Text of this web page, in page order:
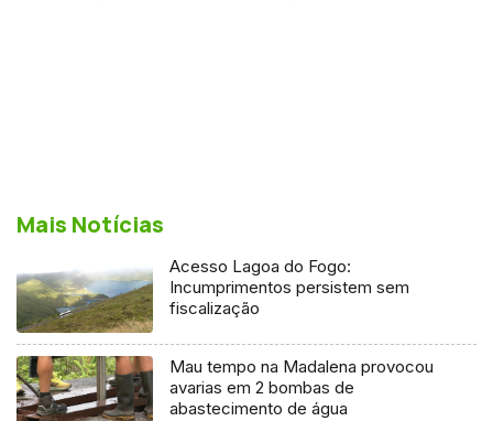
Mais Notícias
Acesso Lagoa do Fogo:
Incumprimentos persistem sem
fiscalização
Mau tempo na Madalena provocou
avarias em 2 bombas de
abastecimento de água